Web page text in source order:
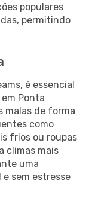
populares
permitindo
é essencial
Ponta
malas de forma
como
frios ou roupas
climas mais
uma
sem estresse